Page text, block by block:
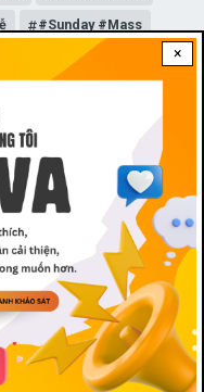
×
#Sunday #Mass
General Audience
US!
2023